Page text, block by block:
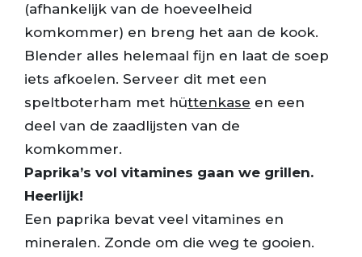
(afhankelijk van de hoeveelheid
komkommer) en breng het aan de kook.
Blender alles helemaal fijn en laat de soep
iets afkoelen. Serveer dit met een
speltboterham met hüttenkase en een
deel van de zaadlijsten van de
komkommer.
Paprika’s vol vitamines gaan we grillen.
Heerlijk!
Een paprika bevat veel vitamines en
mineralen. Zonde om die weg te gooien.